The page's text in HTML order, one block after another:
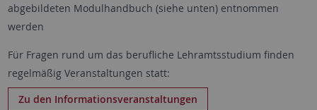
abgebildeten Modulhandbuch (siehe unten) entnommen
werden
Für Fragen rund um das berufliche Lehramtsstudium finden
regelmäßig Veranstaltungen statt:
Zu den Informationsveranstaltungen